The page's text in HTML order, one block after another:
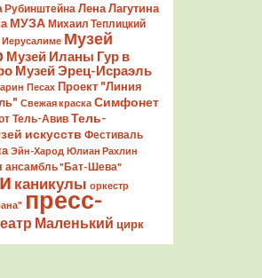
Рубинштейна Лена Лагутина
МУЗА Михаил Теплицкий
Иерусалиме Музей
Музей Иланы Гур в
Музей Эрец-Исраэль
Песах Проект "Линия
Свежая краска Симфонет
Тель-Авив Тель-
искусств Фестиваль
Эйн-Харод Юлиан Рахлин
ансамбль "Бат-Шева"
каникулы оркестр
пресс-
Маленький цирк